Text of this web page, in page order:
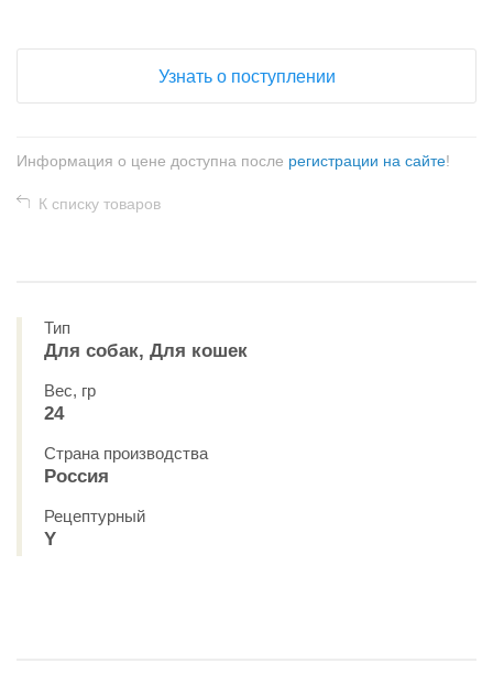
Узнать о поступлении
Информация о цене доступна после регистрации на сайте!
К списку товаров
Тип
Для собак, Для кошек
Вес, гр
24
Страна производства
Россия
Рецептурный
Y